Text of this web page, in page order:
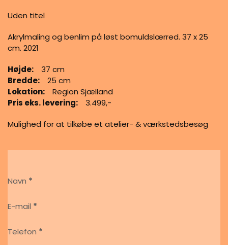
Uden titel
Akrylmaling og benlim på løst bomuldslærred. 37 x 25
cm. 2021
Højde:
37 cm
Bredde:
25 cm
Lokation:
Region Sjælland
Pris eks. levering:
3.499,-
Mulighed for at tilkøbe et atelier- & værkstedsbesøg
Navn *
E-mail *
Telefon *